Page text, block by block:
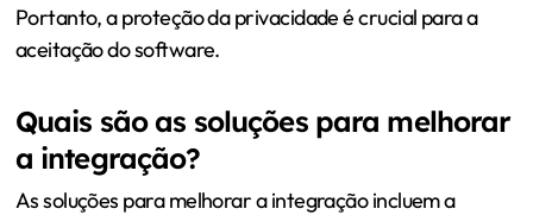
Portanto, a proteção da privacidade é crucial para a
aceitação do software.
Quais são as soluções para melhorar
a integração?
As soluções para melhorar a integração incluem a